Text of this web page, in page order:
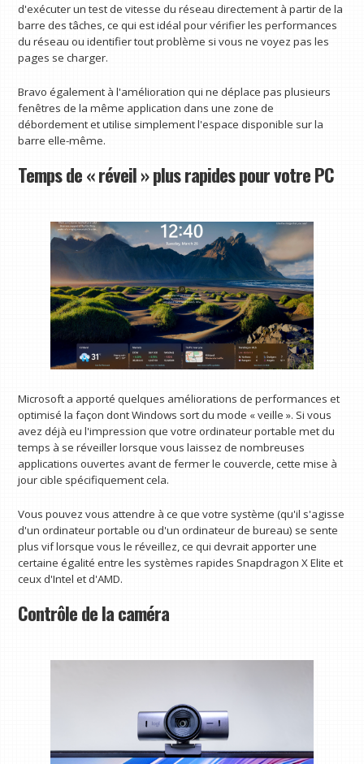
d'exécuter un test de vitesse du réseau directement à partir de la
barre des tâches, ce qui est idéal pour vérifier les performances
du réseau ou identifier tout problème si vous ne voyez pas les
pages se charger.
Bravo également à l'amélioration qui ne déplace pas plusieurs
fenêtres de la même application dans une zone de
débordement et utilise simplement l'espace disponible sur la
barre elle-même.
Temps de « réveil » plus rapides pour votre PC
Microsoft a apporté quelques améliorations de performances et
optimisé la façon dont Windows sort du mode « veille ». Si vous
avez déjà eu l'impression que votre ordinateur portable met du
temps à se réveiller lorsque vous laissez de nombreuses
applications ouvertes avant de fermer le couvercle, cette mise à
jour cible spécifiquement cela.
Vous pouvez vous attendre à ce que votre système (qu'il s'agisse
d'un ordinateur portable ou d'un ordinateur de bureau) se sente
plus vif lorsque vous le réveillez, ce qui devrait apporter une
certaine égalité entre les systèmes rapides Snapdragon X Elite et
ceux d'Intel et d'AMD.
Contrôle de la caméra